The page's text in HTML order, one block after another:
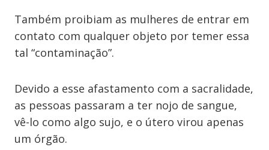
Também proibiam as mulheres de entrar em
contato com qualquer objeto por temer essa
tal “contaminação”.
Devido a esse afastamento com a sacralidade,
as pessoas passaram a ter nojo de sangue,
vê-lo como algo sujo, e o útero virou apenas
um órgão.